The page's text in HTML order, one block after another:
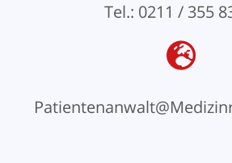
Tel.: 0211 / 355